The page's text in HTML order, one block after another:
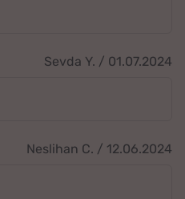
Sevda Y. / 01.07.2024
Neslihan C. / 12.06.2024